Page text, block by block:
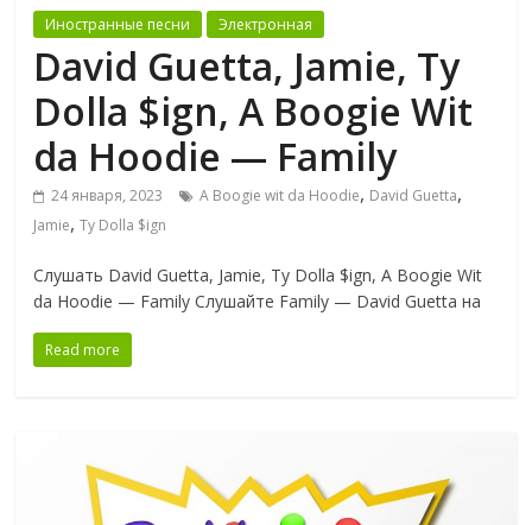
Иностранные песни Электронная
David Guetta, Jamie, Ty
Dolla $ign, A Boogie Wit
da Hoodie — Family
24 января, 2023 A Boogie wit da Hoodie, David Guetta,
Jamie,Ty Dolla $ign
Слушать David Guetta, Jamie, Ty Dolla $ign, A Boogie Wit
da Hoodie — Family Слушайте Family — David Guetta на
Read more